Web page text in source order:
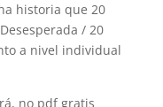
historia que 20
/ 20
a nivel individual
no pdf gratis